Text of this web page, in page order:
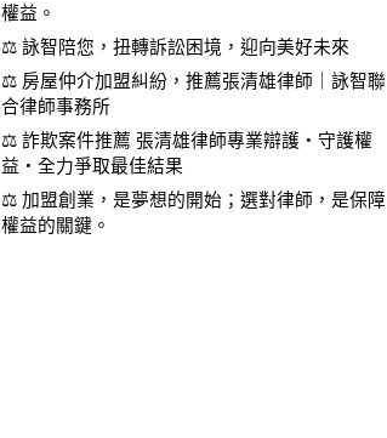
權益。
⚖️ 詠智陪您，扭轉訴訟困境，迎向美好未來
⚖️ 房屋仲介加盟糾紛，推薦張清雄律師｜詠智聯
合律師事務所
⚖️ 詐欺案件推薦 張清雄律師專業辯護・守護權
益・全力爭取最佳結果
⚖️ 加盟創業，是夢想的開始；選對律師，是保障
權益的關鍵。